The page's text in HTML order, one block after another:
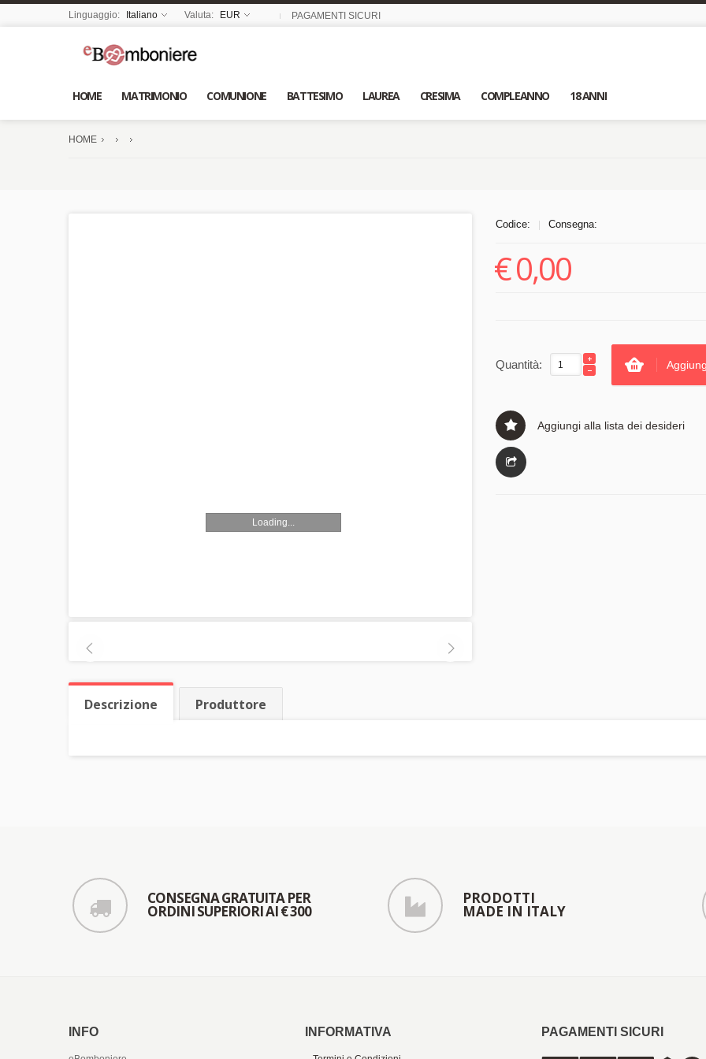
Linguaggio: Italiano Valuta: EUR PAGAMENTI SICURI
HOME MATRIMONIO COMUNIONE BATTESIMO LAUREA CRESIMA COMPLEANNO 18 ANNI
HOME
Loading...
Codice: Consegna:
€0,00
Quantità:
Aggiungi alla lista dei desideri
Descrizione Produttore
CONSEGNA GRATUITA PER
ORDINI SUPERIORI AI € 300
PRODOTTI
MADE IN ITALY
INFO INFORMATIVA PAGAMENTI SICURI